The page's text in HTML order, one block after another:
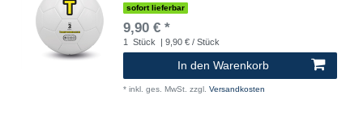
sofort lieferbar
9,90 € *
1 Stück | 9,90 € / Stück
In den Warenkorb
* inkl. ges. MwSt. zzgl. Versandkosten